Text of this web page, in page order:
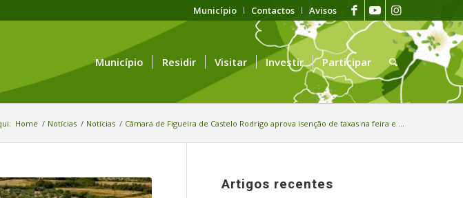
Município Contactos Avisos
Município Residir Visitar Investir Participar
Home / Notícias / Notícias / Câmara de Figueira de Castelo Rodrigo aprova isenção de taxas na feira e ...
Artigos recentes